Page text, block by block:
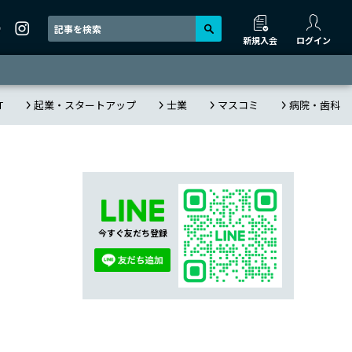
新規入会 ログイン
起業・スタートアップ 士業 マスコミ 病院・歯科
今すぐ友だち登録